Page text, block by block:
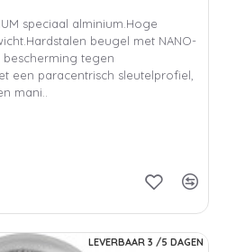
speciaal alminium.Hoge
beugel met NANO-
tegen
een paracentrisch sleutelprofiel,
mani..
LEVERBAAR 3 /5 DAGEN